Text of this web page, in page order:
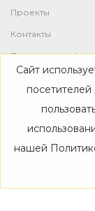
Проекты
Контакты
Политика
Магазин
Каталог
Дизайнерам
Акции
Сайт
нашей